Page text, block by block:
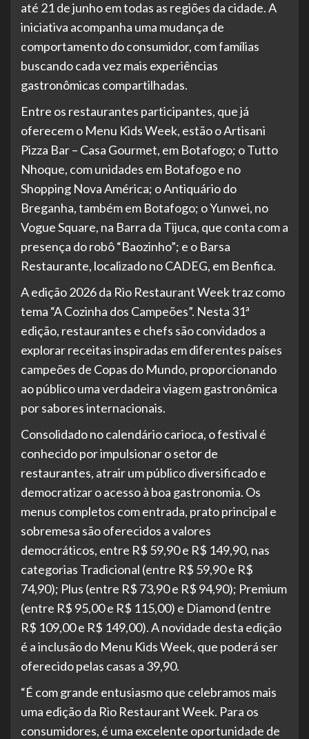
até 21 de junho em todas as regiões da cidade. A
iniciativa acompanha uma mudança de
comportamento do consumidor, com famílias
buscando cada vez mais experiências
gastronômicas compartilhadas.
Entre os restaurantes participantes, que já
oferecem o Menu Kids Week, estão o Artisani
Pizza Bar – Casa Gourmet, em Botafogo; o Tutto
Nhoque, com unidades em Botafogo e no
Shopping Nova América; o Antiquário do
Breganha, também em Botafogo; o Yunwei, no
Vogue Square, na Barra da Tijuca, que conta com a
presença do robô “Baozinho”; e o Barsa
Restaurante, localizado no CADEG, em Benfica.
A edição 2026 da Rio Restaurant Week traz como
tema “A Cozinha dos Campeões”. Nesta 31ª
edição, restaurantes e chefs são convidados a
explorar receitas inspiradas em diferentes países
campeões de Copas do Mundo, proporcionando
ao público uma verdadeira viagem gastronômica
por sabores internacionais.
Consolidado no calendário carioca, o festival é
conhecido por impulsionar o setor de
restaurantes, atrair um público diversificado e
democratizar o acesso à boa gastronomia. Os
menus completos com entrada, prato principal e
sobremesa são oferecidos a valores
democráticos, entre R$ 59,90 e R$ 149,90, nas
categorias Tradicional (entre R$ 59,90 e R$
74,90); Plus (entre R$ 73,90 e R$ 94,90); Premium
(entre R$ 95,00 e R$ 115,00) e Diamond (entre
R$ 109,00 e R$ 149,00). A novidade desta edição
é a inclusão do Menu Kids Week, que poderá ser
oferecido pelas casas a 39,90.
“É com grande entusiasmo que celebramos mais
uma edição da Rio Restaurant Week. Para os
consumidores, é uma excelente oportunidade de